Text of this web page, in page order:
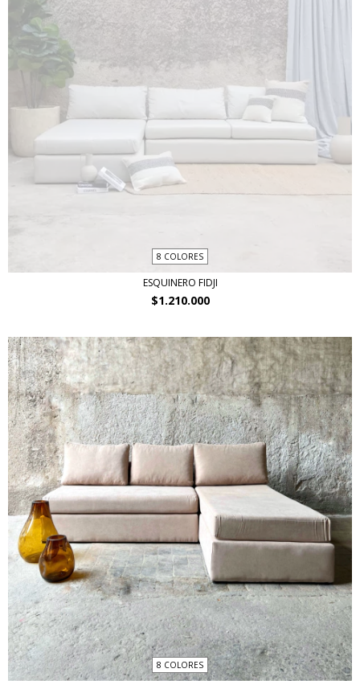
8 COLORES
ESQUINERO FIDJI
$1.210.000
8 COLORES